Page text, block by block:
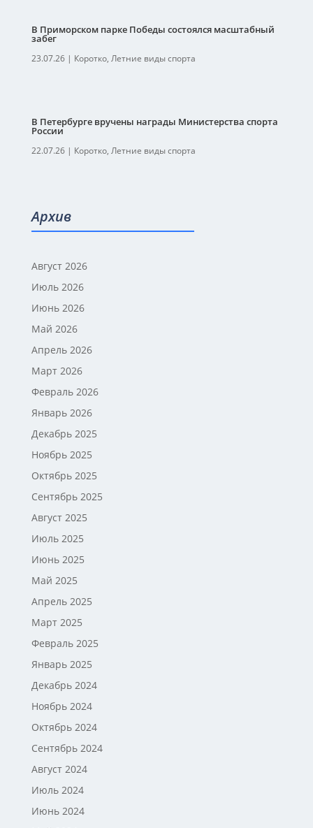
В Приморском парке Победы состоялся масштабный
забег
23.07.26| Коротко, Летние виды спорта
В Петербурге вручены награды Министерства спорта
России
22.07.26| Коротко, Летние виды спорта
Архив
Август 2026
Июль 2026
Июнь 2026
Май 2026
Апрель 2026
Март 2026
Февраль 2026
Январь 2026
Декабрь 2025
Ноябрь 2025
Октябрь 2025
Сентябрь 2025
Август 2025
Июль 2025
Июнь 2025
Май 2025
Апрель 2025
Март 2025
Февраль 2025
Январь 2025
Декабрь 2024
Ноябрь 2024
Октябрь 2024
Сентябрь 2024
Август 2024
Июль 2024
Июнь 2024